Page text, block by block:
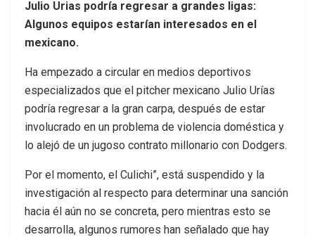
Julio Urias podría regresar a grandes ligas:
Algunos equipos estarían interesados en el
mexicano.
Ha empezado a circular en medios deportivos
especializados que el pitcher mexicano Julio Urías
podría regresar a la gran carpa, después de estar
involucrado en un problema de violencia doméstica y
lo alejó de un jugoso contrato millonario con Dodgers.
Por el momento, el Culichi”, está suspendido y la
investigación al respecto para determinar una sanción
hacia él aún no se concreta, pero mientras esto se
desarrolla, algunos rumores han señalado que hay